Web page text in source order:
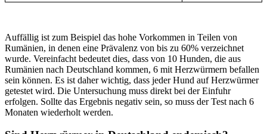
Auffällig ist zum Beispiel das hohe Vorkommen in Teilen von
Rumänien, in denen eine Prävalenz von bis zu 60% verzeichnet
wurde. Vereinfacht bedeutet dies, dass von 10 Hunden, die aus
Rumänien nach Deutschland kommen, 6 mit Herzwürmern befallen
sein können. Es ist daher wichtig, dass jeder Hund auf Herzwürmer
getestet wird. Die Untersuchung muss direkt bei der Einfuhr
erfolgen. Sollte das Ergebnis negativ sein, so muss der Test nach 6
Monaten wiederholt werden.